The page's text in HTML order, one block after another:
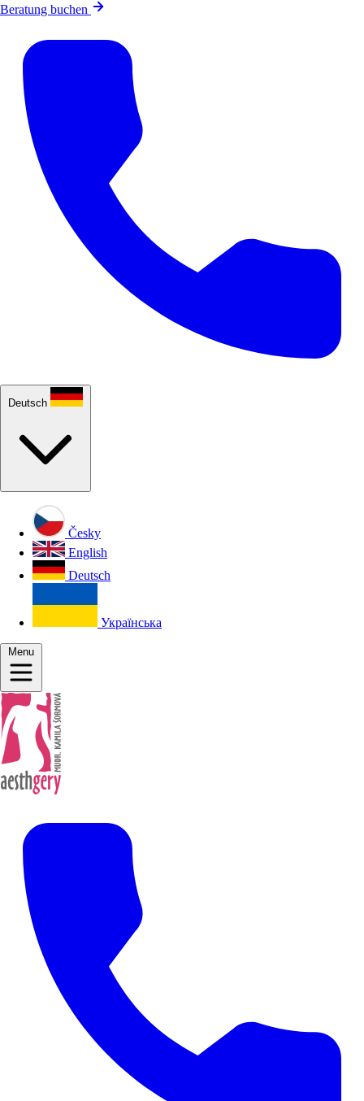
Beratung buchen
Deutsch
Česky
English
Deutsch
Українська
Menu